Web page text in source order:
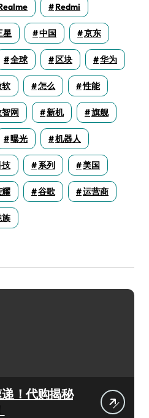
Redmi
星 中国 京东
全球 区块 华为
软 怎么 性能
网 新机 旗舰
曝光 机器人
技 系列 美国
耀 谷歌 运营商
族
！代购揭秘